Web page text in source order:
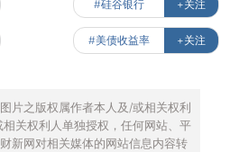
#硅谷银行 +关注
#美债收益率 +关注
片之版权属作者本人及/或相关权利
关权利人单独授权，任何网站、平
新网对相关媒体的网站信息内容转